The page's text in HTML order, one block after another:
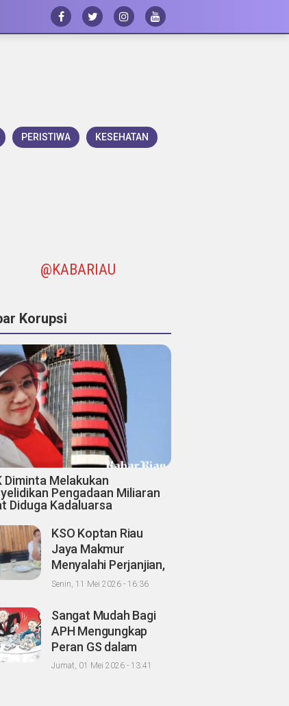
PERISTIWA KESEHATAN
@KABARIAU
Korupsi
Diminta Melakukan
Pengadaan Miliaran
Diduga Kadaluarsa
KSO Koptan Riau
Jaya Makmur
Menyalahi Perjanjian,
Pihak Ke III Abuzar
Panen Sawit dengan
Oknum Agrinas
Senin, 11 Mei 2026 - 16:36
Sangat Mudah Bagi
APH Mengungkap
Peran GS dalam
Proses Tender
Jumat, 01 Mei 2026 - 13:41